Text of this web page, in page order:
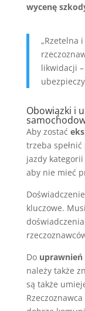
wycenę
„Rzetelna
likwidacji
Obowiązki i
Aby zostać
trzeba
jazdy
aby nie mieć
kluczowe.
Do uprawnień
należy także
są także